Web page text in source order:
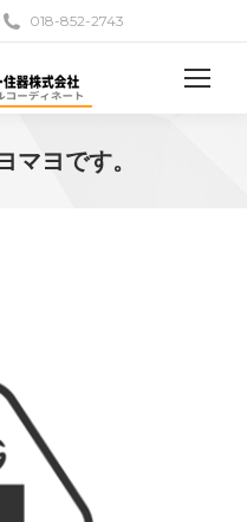
018-852-2743
マヨです。